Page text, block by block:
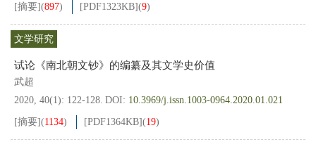
[摘要](897) [PDF1323KB](9)
文学研究
试论《南北朝文钞》的编纂及其文学史价值
武超
2020, 40(1): 122-128. DOI: 10.3969/j.issn.1003-0964.2020.01.021
[摘要](1134) [PDF1364KB](19)